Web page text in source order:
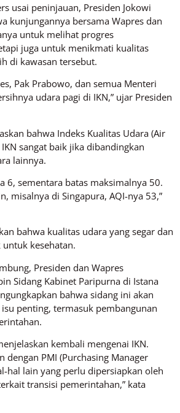
usai peninjauan, Presiden Jokowi
kunjungannya bersama Wapres dan
untuk melihat progres
juga untuk menikmati kualitas
di kawasan tersebut.
Pak Prabowo, dan semua Menteri
udara pagi di IKN,” ujar Presiden
bahwa Indeks Kualitas Udara (Air
sangat baik jika dibandingkan
lainnya.
6, sementara batas maksimalnya 50.
misalnya di Singapura, AQI-nya 53,”
bahwa kualitas udara yang segar dan
kesehatan.
Presiden dan Wapres
Sidang Kabinet Paripurna di Istana
bahwa sidang ini akan
penting, termasuk pembangunan
kembali mengenai IKN.
dengan PMI (Purchasing Manager
hal lain yang perlu dipersiapkan oleh
transisi pemerintahan,” kata